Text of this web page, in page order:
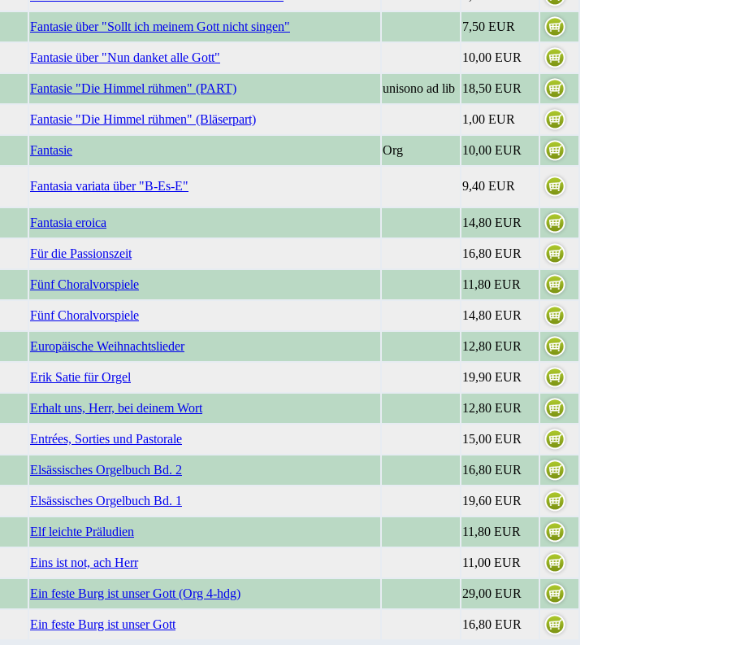
Fantasie über "Sollt ich meinem Gott nicht singen"
7,50 EUR
Fantasie über "Nun danket alle Gott"
10,00 EUR
Fantasie "Die Himmel rühmen" (PART) unisono ad lib 18,50 EUR
Fantasie "Die Himmel rühmen" (Bläserpart)
1,00 EUR
Fantasie Org
10,00 EUR
Fantasia variata über "B-Es-E" 9,40 EUR
Fantasia eroica
14,80 EUR
Für die Passionszeit
16,80 EUR
Fünf Choralvorspiele
11,80 EUR
Fünf Choralvorspiele
14,80 EUR
Europäische Weihnachtslieder
12,80 EUR
Erik Satie für Orgel
19,90 EUR
Erhalt uns, Herr, bei deinem Wort
12,80 EUR
Entrées, Sorties und Pastorale
15,00 EUR
Elsässisches Orgelbuch Bd. 2
16,80 EUR
Elsässisches Orgelbuch Bd. 1
19,60 EUR
Elf leichte Präludien
11,80 EUR
Eins ist not, ach Herr
11,00 EUR
Ein feste Burg ist unser Gott (Org 4-hdg)
29,00 EUR
Ein feste Burg ist unser Gott
16,80 EUR